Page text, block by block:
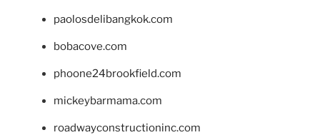
paolosdelibangkok.com
bobacove.com
phoone24brookfield.com
mickeybarmama.com
roadwayconstructioninc.com